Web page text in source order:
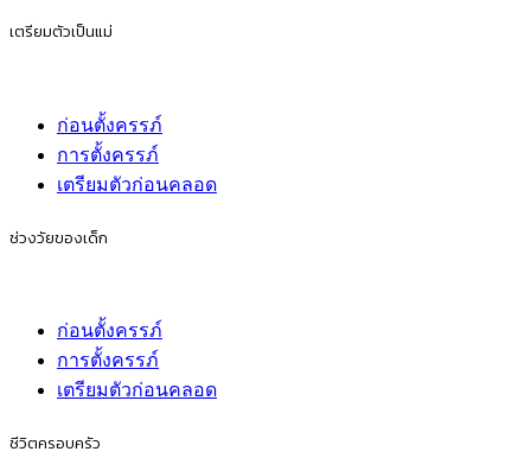
เตรียมตัวเป็นแม่
ก่อนตั้งครรภ์
การตั้งครรภ์
เตรียมตัวก่อนคลอด
ช่วงวัยของเด็ก
ก่อนตั้งครรภ์
การตั้งครรภ์
เตรียมตัวก่อนคลอด
ชีวิตครอบครัว